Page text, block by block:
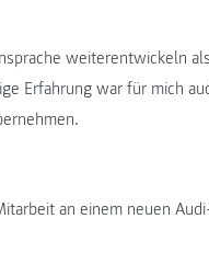
weiterentwickeln
Erfahrung war für mich
an einem neuen